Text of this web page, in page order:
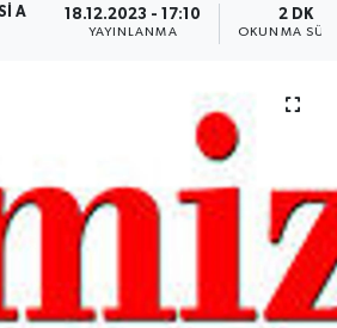
A 18.12.2023 - 17:10
YAYINLANMA
2 DK
OKUNMA
Durumu ve Fikstür